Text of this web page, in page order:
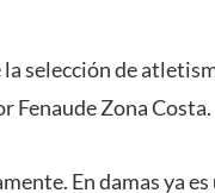
selección de
Fenaude Zona Costa.
En damas ya